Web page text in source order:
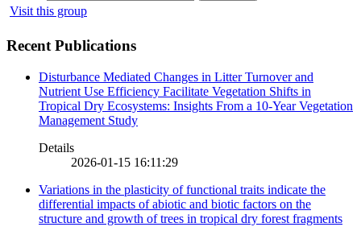
Visit this group
Recent Publications
Disturbance Mediated Changes in Litter Turnover and
Nutrient Use Efficiency Facilitate Vegetation Shifts in
Tropical Dry Ecosystems: Insights From a 10-Year Vegetation
Management Study
Details
2026-01-15 16:11:29
Variations in the plasticity of functional traits indicate the
differential impacts of abiotic and biotic factors on the
structure and growth of trees in tropical dry forest fragments